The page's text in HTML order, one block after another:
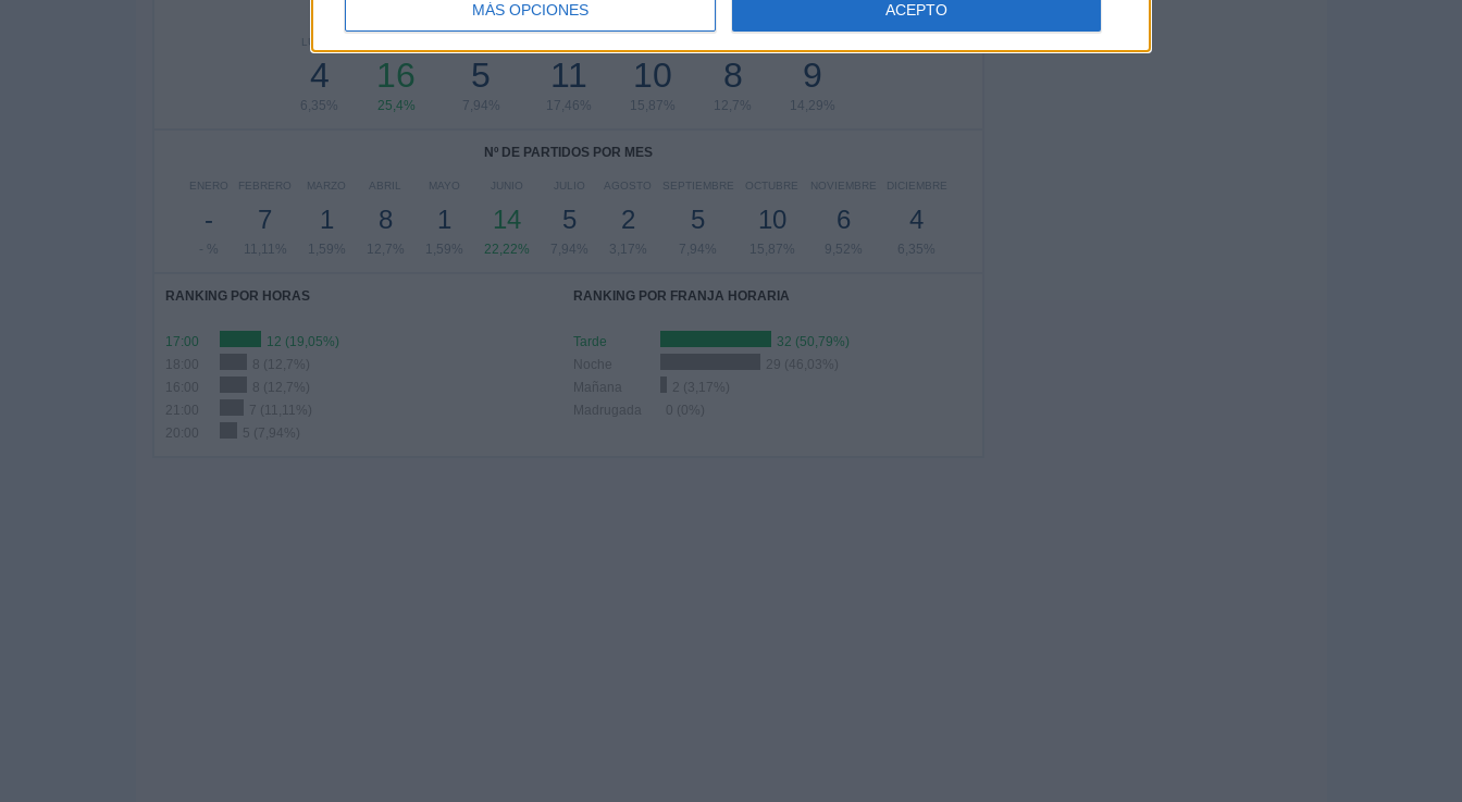
MÁS OPCIONES ACEPTO
Nº DE PARTIDOS POR DÍA DE LA SEMANA
LUNES
4
6,35%
16
25,4%
5
7,94%
11
17,46%
10
15,87%
8
12,7%
9
14,29%
Nº DE PARTIDOS POR MES
ENERO
-
- %
FEBRERO
7
11,11%
MARZO
1
1,59%
ABRIL
8
12,7%
MAYO
1
1,59%
JUNIO
14
22,22%
JULIO
5
7,94%
AGOSTO
2
3,17%
SEPTIEMBRE
5
7,94%
OCTUBRE
10
15,87%
NOVIEMBRE
6
9,52%
DICIEMBRE
4
6,35%
RANKING POR HORAS
17:00
12 (19,05%)
18:00
8 (12,7%)
16:00
8 (12,7%)
21:00
7 (11,11%)
20:00
5 (7,94%)
RANKING POR FRANJA HORARIA
Tarde
32 (50,79%)
Noche
29 (46,03%)
Mañana
2 (3,17%)
Madrugada
0 (0%)